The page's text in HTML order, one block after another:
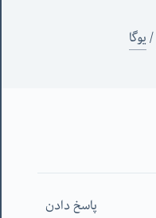
/یوگا
پاسخ دادن